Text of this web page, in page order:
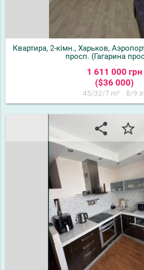
Квартира, 2-кімн., Харьков,
просп. (Гагарина
1 611 000 грн
($36 000)
45/32/7 m² 8/9
share star_border